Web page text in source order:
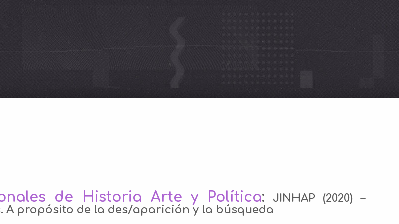
de Historia Arte y Política: JINHAP (2020) –
A propósito de la des/aparición y la búsqueda